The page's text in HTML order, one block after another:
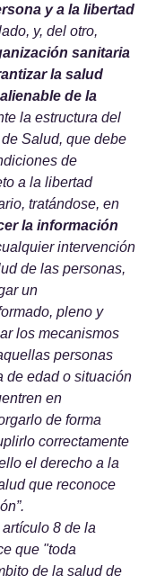
y a la libertad
y, del otro,
sanitaria
la salud
de la
la estructura del
Salud, que debe
de
a la libertad
tratándose, en
la información
intervención
de las personas,
un
pleno y
los mecanismos
personas
de edad o situación
en
de forma
correctamente
el derecho a la
que reconoce
8 de la
que "toda
de la salud de